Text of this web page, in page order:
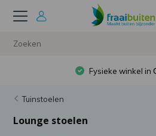
Gratis verzendingbij
Tuinstoelen
Lounge stoelen